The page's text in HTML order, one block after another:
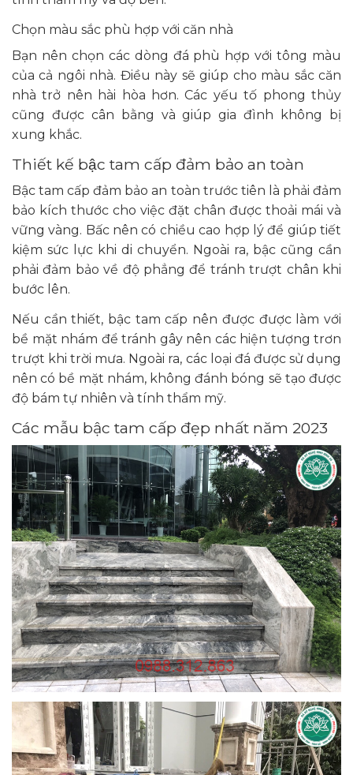
Chọn màu sắc phù hợp với căn nhà
Bạn nên chọn các dòng đá phù hợp với tông màu
của cả ngôi nhà. Điều này sẽ giúp cho màu sắc căn
nhà trở nên hài hòa hơn. Các yếu tố phong thủy
cũng được cân bằng và giúp gia đình không bị
xung khắc.
Thiết kế bậc tam cấp đảm bảo an toàn
Bậc tam cấp đảm bảo an toàn trước tiên là phải đảm
bảo kích thước cho việc đặt chân được thoải mái và
vững vàng. Bấc nên có chiều cao hợp lý để giúp tiết
kiệm sức lực khi di chuyển. Ngoài ra, bậc cũng cần
phải đảm bảo về độ phẳng để tránh trượt chân khi
bước lên.
Nếu cần thiết, bậc tam cấp nên được được làm với
bề mặt nhám để tránh gây nên các hiện tượng trơn
trượt khi trời mưa. Ngoài ra, các loại đá được sử dụng
nên có bề mặt nhám, không đánh bóng sẽ tạo được
độ bám tự nhiên và tính thẩm mỹ.
Các mẫu bậc tam cấp đẹp nhất năm 2023